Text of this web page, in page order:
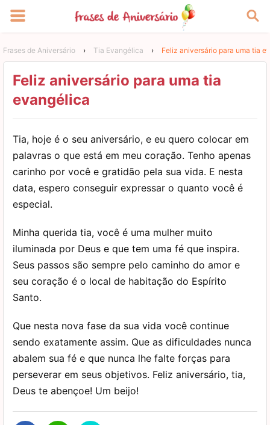
Frases de Aniversário › Tia Evangélica › Feliz aniversário para uma tia
Feliz aniversário para uma tia
evangélica
Tia, hoje é o seu aniversário, e eu quero colocar em
palavras o que está em meu coração. Tenho apenas
carinho por você e gratidão pela sua vida. E nesta
data, espero conseguir expressar o quanto você é
especial.
Minha querida tia, você é uma mulher muito
iluminada por Deus e que tem uma fé que inspira.
Seus passos são sempre pelo caminho do amor e
seu coração é o local de habitação do Espírito
Santo.
Que nesta nova fase da sua vida você continue
sendo exatamente assim. Que as dificuldades nunca
abalem sua fé e que nunca lhe falte forças para
perseverar em seus objetivos. Feliz aniversário, tia,
Deus te abençoe! Um beijo!